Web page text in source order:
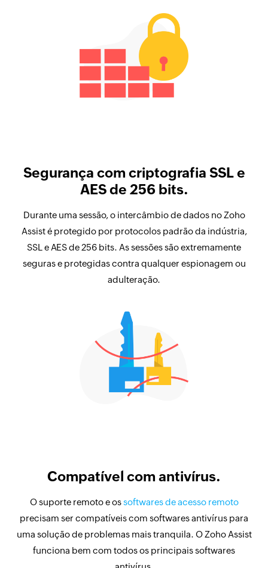
Segurança com criptografia SSL e
AES de 256 bits.
Durante uma sessão, o intercâmbio de dados no Zoho
Assist é protegido por protocolos padrão da indústria,
SSL e AES de 256 bits. As sessões são extremamente
seguras e protegidas contra qualquer espionagem ou
adulteração.
Compatível com antivírus.
O suporte remoto e ossoftwares de acesso remoto
precisam ser compatíveis com softwares antivírus para
uma solução de problemas mais tranquila. O Zoho Assist
funciona bem com todos os principais softwares